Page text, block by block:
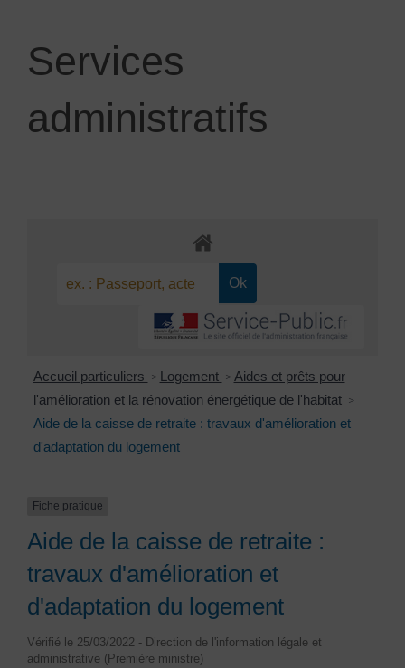
Services
administratifs
Accueil particuliers > Logement > Aides et prêts pour
l'amélioration et la rénovation énergétique de l'habitat >
Aide de la caisse de retraite : travaux d'amélioration et
d'adaptation du logement
Fiche pratique
Aide de la caisse de retraite :
travaux d'amélioration et
d'adaptation du logement
Vérifié le 25/03/2022 - Direction de l'information légale et
administrative (Première ministre)